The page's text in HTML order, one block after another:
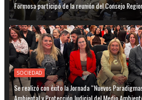
Formosa participó de la reunión del Consejo
SOCIEDAD
Se realizó con éxito la Jornada “Nuevos
Ambiental y Protección Judicial del Medio